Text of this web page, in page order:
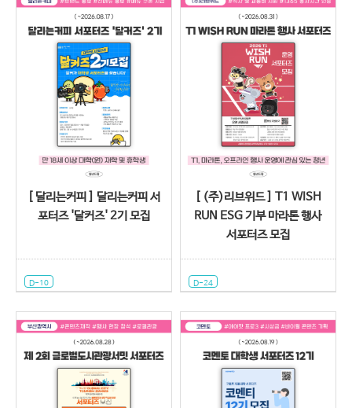
[ 달리는커피 ] 달리는커피 서
포터즈 '달커즈' 2기 모집
D-10
[ (주)리브위드 ] T1 WISH
RUN ESG 기부 마라톤 행사
서포터즈 모집
D-24